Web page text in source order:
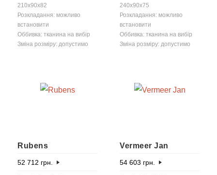
210x90x82
Розкладання: можливо
встановити
Оббивка: тканина на вибір
Зміна розміру: допустимо
240x90x75
Розкладання: можливо
встановити
Оббивка: тканина на вибір
Зміна розміру: допустимо
Rubens
52 712 грн.
Vermeer Jan
54 603 грн.